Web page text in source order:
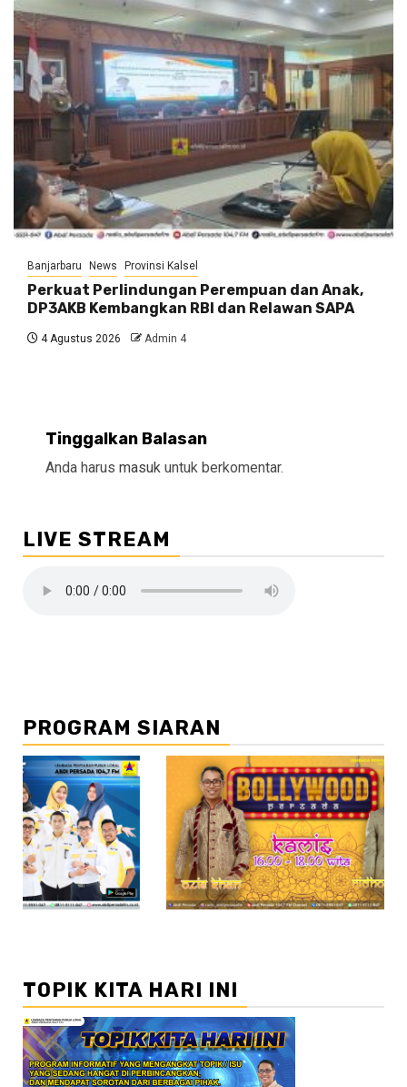
Banjarbaru News Provinsi Kalsel
Perkuat Perlindungan Perempuan dan Anak,
DP3AKB Kembangkan RBI dan Relawan SAPA
4 Agustus 2026 Admin 4
Tinggalkan Balasan
Anda harus masuk untuk berkomentar.
LIVE STREAM
PROGRAM SIARAN
//2 //3
TOPIK KITA HARI INI